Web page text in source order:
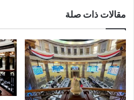
مقالات ذات صلة